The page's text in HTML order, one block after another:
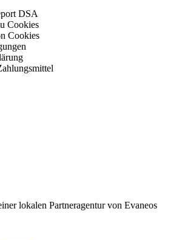
DSA
Cookies
Cookies
lokalen Partneragentur von Evaneos